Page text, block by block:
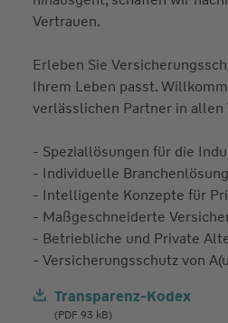
Vertrauen.
Erleben Sie
Ihrem Leben passt.
verlässlichen Partner in allen
- Speziallösungen für die
- Individuelle
- Intelligente Konzepte für
- Maßgeschneiderte
- Betriebliche und Private
- Versicherungsschutz von
Transparenz-Kodex
(PDF 93 kB)